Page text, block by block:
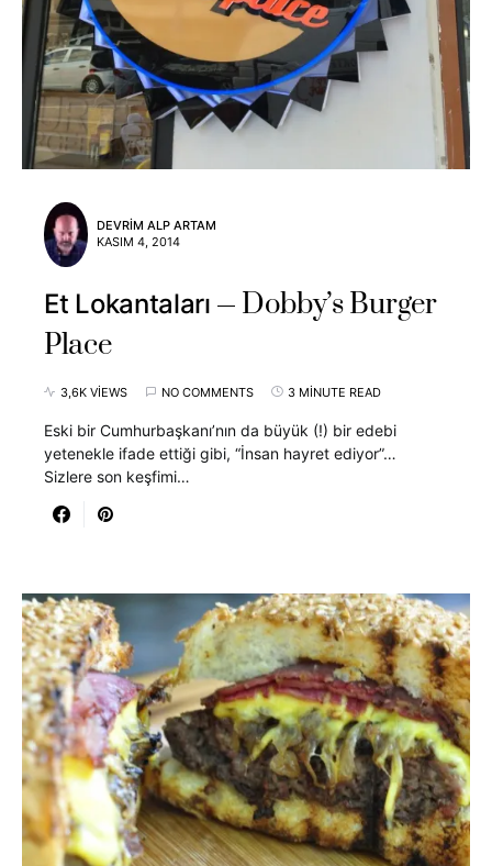
DEVRIM ALP ARTAM
KASIM 4, 2014
Et Lokantaları
Dobby’s Burger
Place
3,6K VIEWS NO COMMENTS 3 MINUTE READ
Eski bir Cumhurbaşkanı’nın da büyük (!) bir edebi
yetenekle ifade ettiği gibi, “İnsan hayret ediyor”…
Sizlere son keşfimi…